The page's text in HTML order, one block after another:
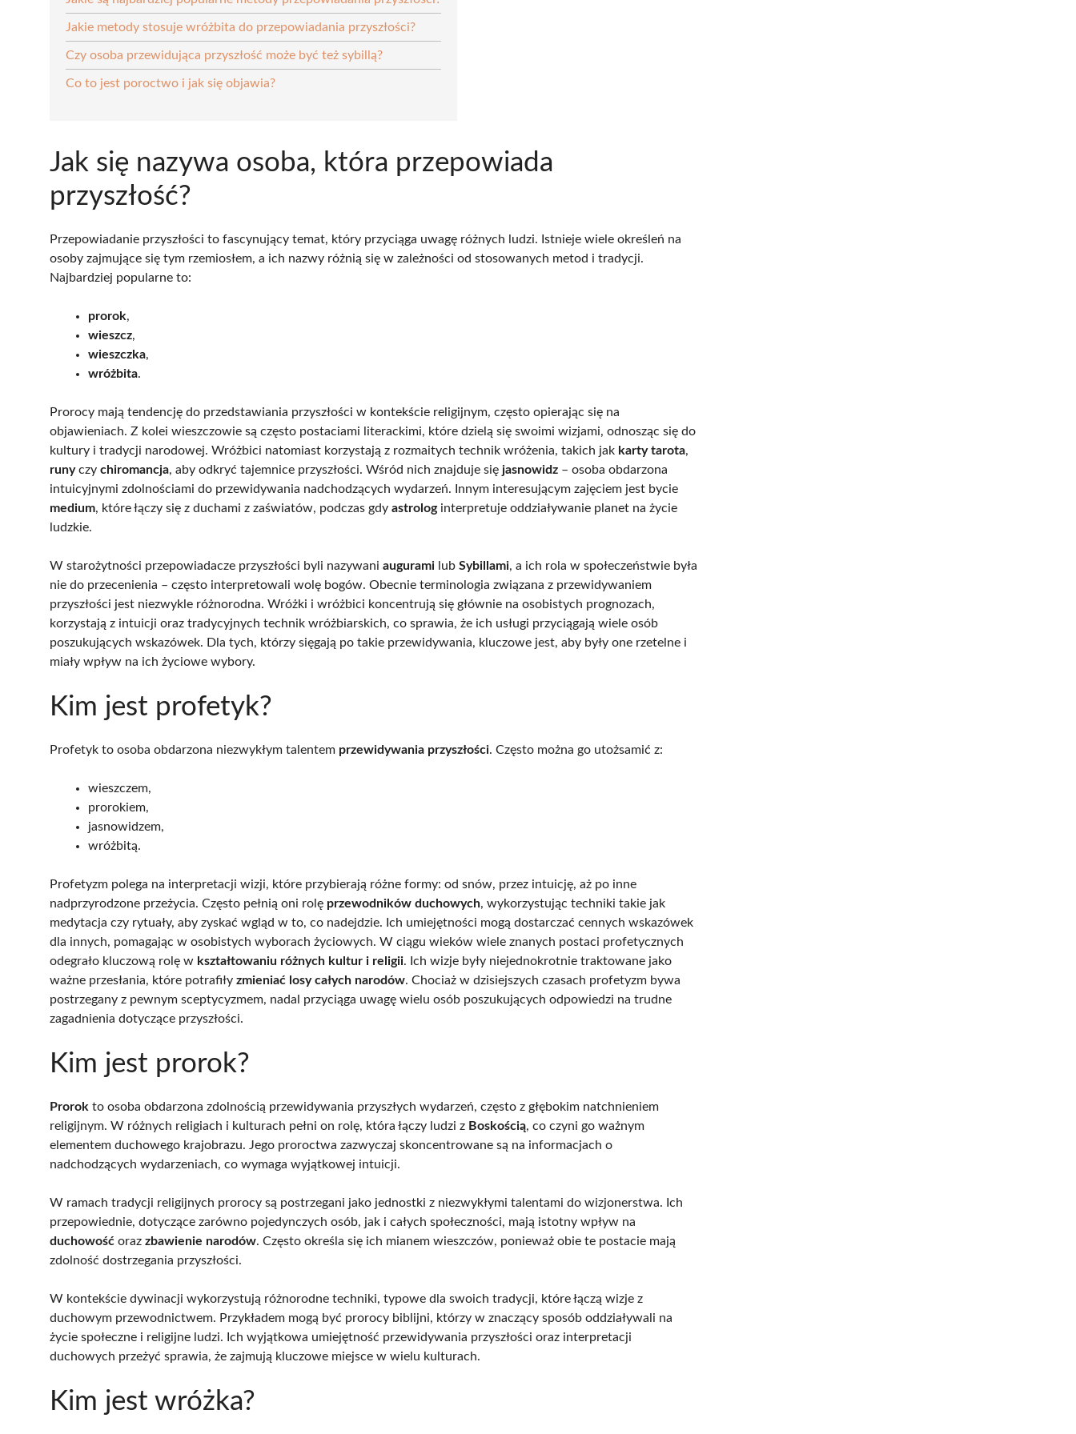
Jakie metody stosuje wróżbita do przepowiadania przyszłości?
Czy osoba przewidująca przyszłość może być też sybillą?
Co to jest poroctwo i jak się objawia?
Jak się nazywa osoba, która przepowiada
przyszłość?
Przepowiadanie przyszłości to fascynujący temat, który przyciąga uwagę różnych ludzi. Istnieje wiele określeń na
osoby zajmujące się tym rzemiosłem, a ich nazwy różnią się w zależności od stosowanych metod i tradycji.
Najbardziej popularne to:
prorok,
wieszcz,
wieszczka,
wróżbita.
Prorocy mają tendencję do przedstawiania przyszłości w kontekście religijnym, często opierając się na
objawieniach. Z kolei wieszczowie są często postaciami literackimi, które dzielą się swoimi wizjami, odnosząc się do
kultury i tradycji narodowej. Wróżbici natomiast korzystają z rozmaitych technik wróżenia, takich jak karty tarota,
runyczy chiromancja, aby odkryć tajemnice przyszłości. Wśród nich znajduje się jasnowidz – osoba obdarzona
intuicyjnymi zdolnościami do przewidywania nadchodzących wydarzeń. Innym interesującym zajęciem jest bycie
medium, które łączy się z duchami z zaświatów, podczas gdy astrologinterpretuje oddziaływanie planet na życie
ludzkie.
W starożytności przepowiadacze przyszłości byli nazywani augurami lub Sybillami, a ich rola w społeczeństwie była
nie do przecenienia – często interpretowali wolę bogów. Obecnie terminologia związana z przewidywaniem
przyszłości jest niezwykle różnorodna. Wróżki i wróżbici koncentrują się głównie na osobistych prognozach,
korzystają z intuicji oraz tradycyjnych technik wróżbiarskich, co sprawia, że ich usługi przyciągają wiele osób
poszukujących wskazówek. Dla tych, którzy sięgają po takie przewidywania, kluczowe jest, aby były one rzetelne i
miały wpływ na ich życiowe wybory.
Kim jest profetyk?
Profetyk to osoba obdarzona niezwykłym talentem przewidywania przyszłości. Często można go utożsamić z:
wieszczem,
prorokiem,
jasnowidzem,
wróżbitą.
Profetyzm polega na interpretacji wizji, które przybierają różne formy: od snów, przez intuicję, aż po inne
nadprzyrodzone przeżycia. Często pełnią oni rolę przewodników duchowych, wykorzystując techniki takie jak
medytacja czy rytuały, aby zyskać wgląd w to, co nadejdzie. Ich umiejętności mogą dostarczać cennych wskazówek
dla innych, pomagając w osobistych wyborach życiowych. W ciągu wieków wiele znanych postaci profetycznych
odegrało kluczową rolę w kształtowaniu różnych kultur i religii. Ich wizje były niejednokrotnie traktowane jako
ważne przesłania, które potrafiły zmieniać losy całych narodów. Chociaż w dzisiejszych czasach profetyzm bywa
postrzegany z pewnym sceptycyzmem, nadal przyciąga uwagę wielu osób poszukujących odpowiedzi na trudne
zagadnienia dotyczące przyszłości.
Kim jest prorok?
Prorok to osoba obdarzona zdolnością przewidywania przyszłych wydarzeń, często z głębokim natchnieniem
religijnym. W różnych religiach i kulturach pełni on rolę, która łączy ludzi z Boskością, co czyni go ważnym
elementem duchowego krajobrazu. Jego proroctwa zazwyczaj skoncentrowane są na informacjach o
nadchodzących wydarzeniach, co wymaga wyjątkowej intuicji.
W ramach tradycji religijnych prorocy są postrzegani jako jednostki z niezwykłymi talentami do wizjonerstwa. Ich
przepowiednie, dotyczące zarówno pojedynczych osób, jak i całych społeczności, mają istotny wpływ na
duchowość oraz zbawienie narodów. Często określa się ich mianem wieszczów, ponieważ obie te postacie mają
zdolność dostrzegania przyszłości.
W kontekście dywinacji wykorzystują różnorodne techniki, typowe dla swoich tradycji, które łączą wizje z
duchowym przewodnictwem. Przykładem mogą być prorocy biblijni, którzy w znaczący sposób oddziaływali na
życie społeczne i religijne ludzi. Ich wyjątkowa umiejętność przewidywania przyszłości oraz interpretacji
duchowych przeżyć sprawia, że zajmują kluczowe miejsce w wielu kulturach.
Kim jest wróżka?